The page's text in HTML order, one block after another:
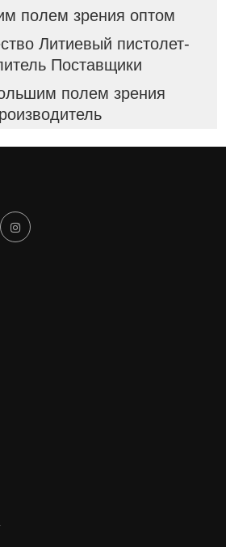
полем зрения оптом
Литиевый пистолет-
Поставщики
полем зрения